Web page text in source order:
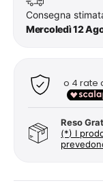
Consegna
Mercoledì 12
Reso
(*) I